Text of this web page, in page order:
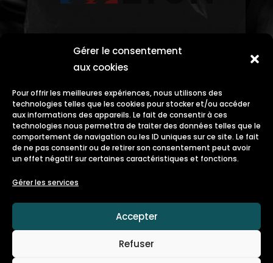
Gérer le consentement
aux cookies
Pour offrir les meilleures expériences, nous utilisons des
technologies telles que les cookies pour stocker et/ou accéder
aux informations des appareils. Le fait de consentir à ces
technologies nous permettra de traiter des données telles que le
comportement de navigation ou les ID uniques sur ce site. Le fait
de ne pas consentir ou de retirer son consentement peut avoir
un effet négatif sur certaines caractéristiques et fonctions.
Gérer les services
Accepter
Refuser